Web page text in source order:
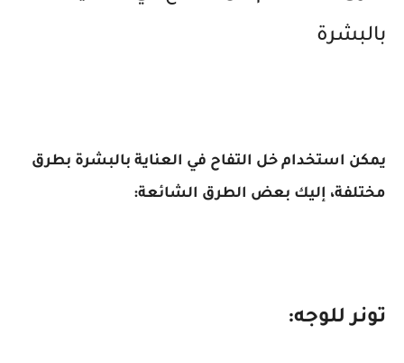
بالبشرة
يمكن استخدام خل التفاح في العناية بالبشرة بطرق
مختلفة، إليك بعض الطرق الشائعة:
تونر للوجه: